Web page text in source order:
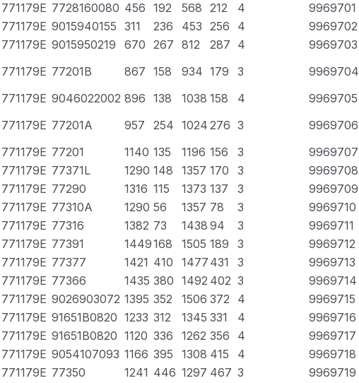
771179E 7728160080 456 192 568 212 4 9969701
771179E 9015940155 311 236 453 256 4 9969702
771179E 9015950219 670 267 812 287 4 9969703
771179E 77201B 867 158 934 179 3 9969704
771179E 9046022002 896 138 1038 158 4 9969705
771179E 77201A 957 254 1024 276 3 9969706
771179E 77201 1140 135 1196 156 3 9969707
771179E 77371L 1290 148 1357 170 3 9969708
771179E 77290 1316 115 1373 137 3 9969709
771179E 77310A 1290 56 1357 78 3 9969710
771179E 77316 1382 73 1438 94 3 9969711
771179E 77391 1449168 1505 189 3 9969712
771179E 77377 1421 410 1477 431 3 9969713
771179E 77366 1435 380 1492 402 3 9969714
771179E 9026903072 1395 352 1506 372 4 9969715
771179E 91651B0820 1233 312 1345 331 4 9969716
771179E 91651B0820 1120 336 1262 356 4 9969717
771179E 9054107093 1166 395 1308 415 4 9969718
771179E 77350 1241 446 1297 467 3 9969719